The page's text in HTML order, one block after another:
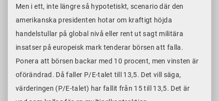
Men i ett, inte längre så hypotetiskt, scenario där den
amerikanska presidenten hotar om kraftigt höjda
handelstullar på global nivå eller rent ut sagt militära
insatser på europeisk mark tenderar börsen att falla.
Ponera att börsen backar med 10 procent, men vinsten är
oförändrad. Då faller P/E-talet till 13,5. Det vill säga,
värderingen (P/E-talet) har fallit från 15 till 13,5. Det är